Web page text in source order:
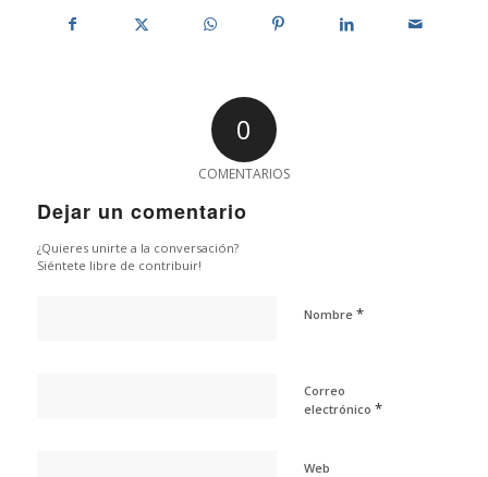
0
COMENTARIOS
Dejar un comentario
¿Quieres unirte a la conversación?
Siéntete libre de contribuir!
Nombre *
Correo
electrónico *
Web